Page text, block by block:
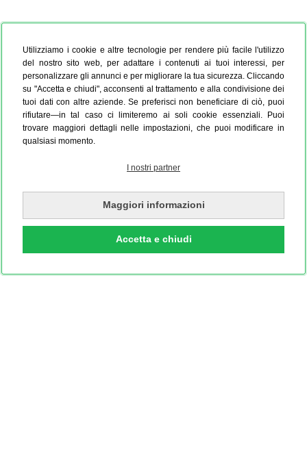
Utilizziamo i cookie e altre tecnologie per rendere più facile l'utilizzo
del nostro sito web, per adattare i contenuti ai tuoi interessi, per
personalizzare gli annunci e per migliorare la tua sicurezza. Cliccando
su "Accetta e chiudi", acconsenti al trattamento e alla condivisione dei
tuoi dati con altre aziende. Se preferisci non beneficiare di ciò, puoi
rifiutare—in tal caso ci limiteremo ai soli cookie essenziali. Puoi
trovare maggiori dettagli nelle impostazioni, che puoi modificare in
qualsiasi momento.
I nostri partner
Maggiori informazioni
Accetta e chiudi